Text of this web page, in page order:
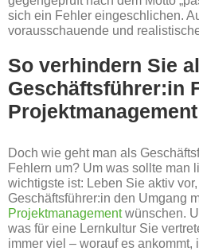
sich ein Fehler eingeschlichen.
vorausschauende und
So verhindern Sie
Geschäftsführer:in
Projektmanagement
Doch wie geht man als
Fehlern um? Um was sollte man
wichtigste ist: Leben Sie aktiv
Geschäftsführer:in den Umgang
Projektmanagementwünschen.
was für eine Lernkultur Sie
immer viel – worauf es ankommt,